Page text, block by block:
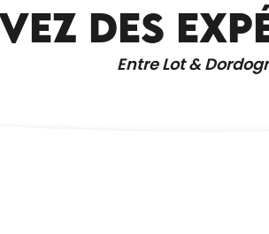
DES
Entre Lot &
AROMATIQUES